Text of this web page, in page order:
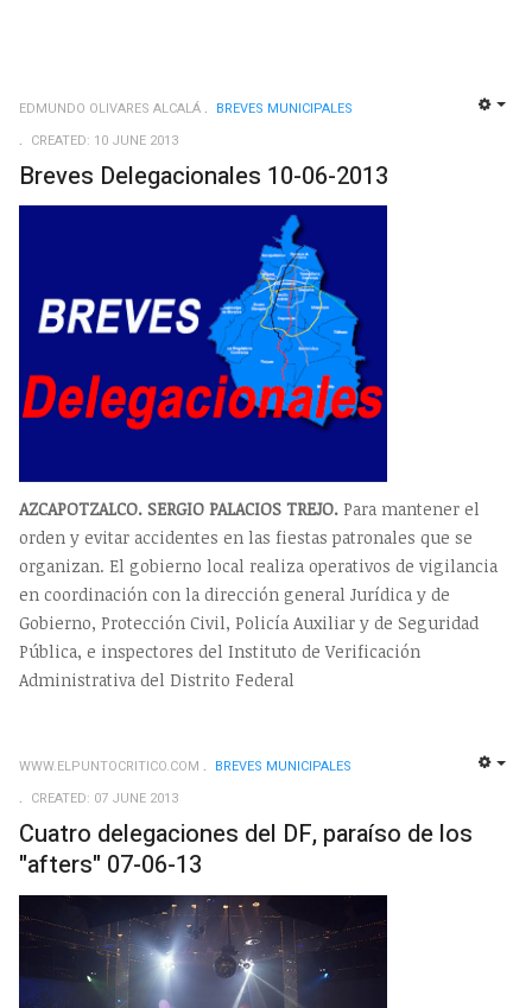
EDMUNDO OLIVARES ALCALÁ
BREVES MUNICIPALES
CREATED: 10 JUNE 2013
Breves Delegacionales 10-06-2013
AZCAPOTZALCO. SERGIO PALACIOS TREJO. Para mantener el
orden y evitar accidentes en las fiestas patronales que se
organizan. El gobierno local realiza operativos de vigilancia
en coordinación con la dirección general Jurídica y de
Gobierno, Protección Civil, Policía Auxiliar y de Seguridad
Pública, e inspectores del Instituto de Verificación
Administrativa del Distrito Federal
WWW.ELPUNTOCRITICO.COM
BREVES MUNICIPALES
CREATED: 07 JUNE 2013
Cuatro delegaciones del DF, paraíso de los
"afters" 07-06-13